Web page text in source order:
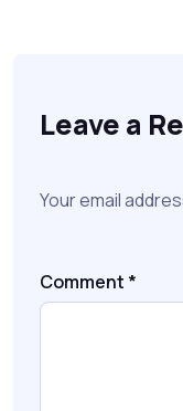
Leave a
Your email
Comment *